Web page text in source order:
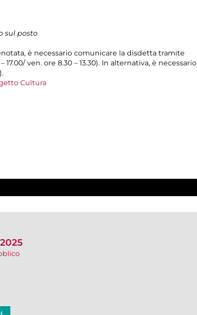
sul posto
è necessario comunicare la disdetta tramite
17.00/ ven. ore 8.30 – 13.30). In alternativa, è necessario
Cultura